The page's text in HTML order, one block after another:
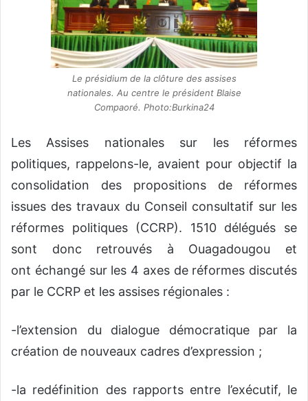
Le présidium de la clôture des assises
nationales. Au centre le président Blaise
Compaoré. Photo:Burkina24
Les Assises nationales sur les réformes
politiques, rappelons-le, avaient pour objectif la
consolidation des propositions de réformes
issues des travaux du Conseil consultatif sur les
réformes politiques (CCRP). 1510 délégués se
sont donc retrouvés à Ouagadougou et
ont échangé sur les 4 axes de réformes discutés
par le CCRP et les assises régionales :
-l’extension du dialogue démocratique par la
création de nouveaux cadres d’expression ;
-la redéfinition des rapports entre l’exécutif, le